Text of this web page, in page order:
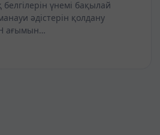
үнемі бақылай
әдістерін қолдану
ағымын…